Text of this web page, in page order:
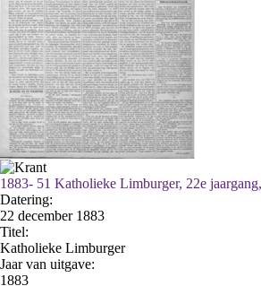
1883- 51 Katholieke Limburger, 22e
Datering:
22 december 1883
Titel:
Katholieke Limburger
Jaar van uitgave:
1883